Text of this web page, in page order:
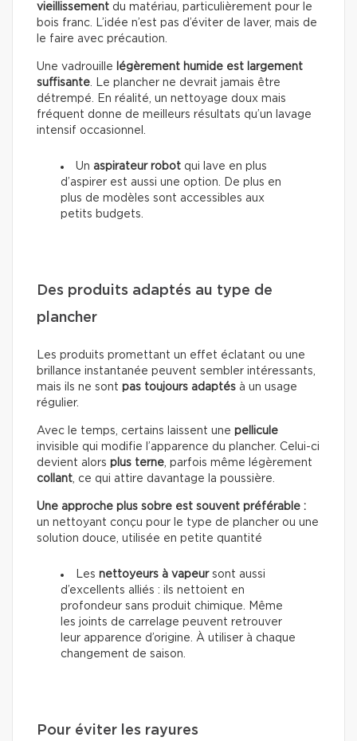
vieillissement du matériau, particulièrement pour le
bois franc. L’idée n’est pas d’éviter de laver, mais de
le faire avec précaution.
Une vadrouille
légèrement humide est largement
suffisante . Le plancher ne devrait jamais être
détrempé. En réalité, un nettoyage doux mais
fréquent donne de meilleurs résultats qu’un lavage
intensif occasionnel.
Un aspirateur robot qui lave en plus
d’aspirer est aussi une option. De plus en
plus de modèles sont accessibles aux
petits budgets.
Des produits adaptés au type de
plancher
Les produits promettant un effet éclatant ou une
brillance instantanée peuvent sembler intéressants,
mais ils ne sont pas toujours adaptés à un usage
régulier.
Avec le temps, certains laissent une pellicule
invisible qui modifie l’apparence du plancher. Celui-ci
devient alors plus terne , parfois même légèrement
collant , ce qui attire davantage la poussière.
Une approche plus sobre est souvent préférable :
un nettoyant conçu pour le type de plancher ou une
solution douce, utilisée en petite quantité
Les nettoyeurs à vapeursont aussi
d’excellents alliés : ils nettoient en
profondeur sans produit chimique. Même
les joints de carrelage peuvent retrouver
leur apparence d’origine. À utiliser à chaque
changement de saison.
Pour éviter les rayures